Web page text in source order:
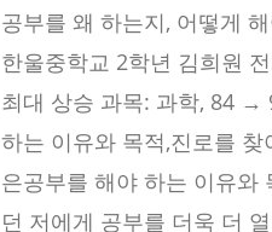
이
유
를
찾
고
방
을
꿔
공부를 왜 하는지, 어떻게
한울중학교 2학년 김희원
최대 상승 과목: 과학, 84 →
하는 이유와 목적,진로를
은공부를 해야 하는 이유와
던 저에게 공부를 더욱 더